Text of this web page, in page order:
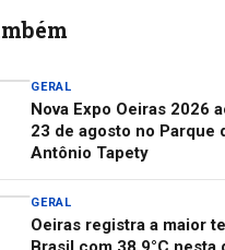
GERAL
Nova Expo Oeiras 2026
23 de agosto no Parque
Antônio Tapety
GERAL
Oeiras registra a maior